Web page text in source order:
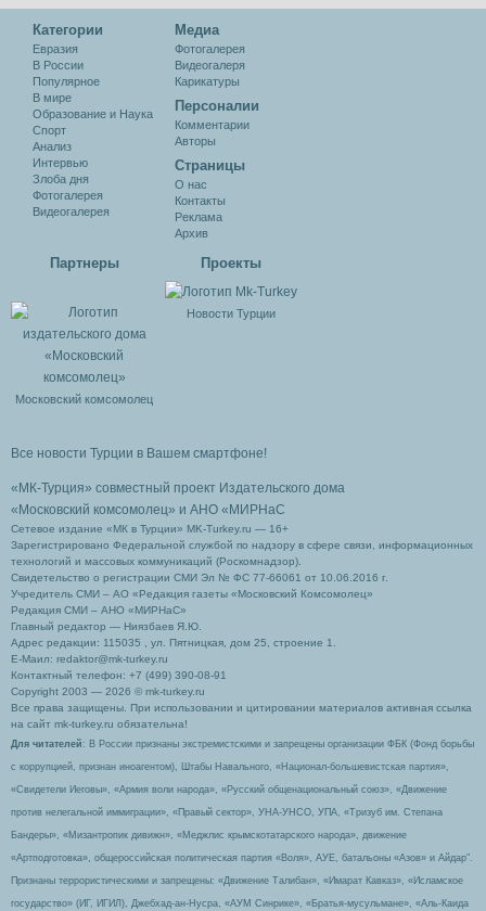
Категории
Евразия
В России
Популярное
В мире
Образование и Наука
Спорт
Анализ
Интервью
Злоба дня
Фотогалерея
Видеогалерея
Медиа
Фотогалерея
Видеогалеря
Карикатуры
Персоналии
Комментарии
Авторы
Cтраницы
О нас
Контакты
Реклама
Архив
Партнеры
Московский комсомолец
Проекты
Новости Турции
Все новости Турции в Вашем смартфоне!
«МК-Турция» совместный проект Издательского дома
«Московский комсомолец» и АНО «МИРНаС
Сетевое издание «МК в Турции» MK-Turkey.ru — 16+
Зарегистрировано Федеральной службой по надзору в сфере связи, информационных
технологий и массовых коммуникаций (Роскомнадзор).
Свидетельство о регистрации СМИ Эл № ФС 77-66061 от 10.06.2016 г.
Учредитель СМИ – АО «Редакция газеты «Московский Комсомолец»
Редакция СМИ – АНО «МИРНаС»
Главный редактор — Ниязбаев Я.Ю.
Адрес редакции: 115035 , ул. Пятницкая, дом 25, строение 1.
Е-Маил: redaktor@mk-turkey.ru
Контактный телефон: +7 (499) 390-08-91
Copyright 2003 — 2026 © mk-turkey.ru
Все права защищены. При использовании и цитировании материалов активная ссылка
на сайт mk-turkey.ru обязательна!
Для читателей : В России признаны экстремистскими и запрещены организации ФБК (Фонд борьбы
с коррупцией, признан иноагентом), Штабы Навального, «Национал-большевистская партия»,
«Свидетели Иеговы», «Армия воли народа», «Русский общенациональный союз», «Движение
против нелегальной иммиграции», «Правый сектор», УНА-УНСО, УПА, «Тризуб им. Степана
Бандеры», «Мизантропик дивижн», «Меджлис крымскотатарского народа», движение
«Артподготовка», общероссийская политическая партия «Воля», АУЕ, батальоны «Азов» и Айдар″.
Признаны террористическими и запрещены: «Движение Талибан», «Имарат Кавказ», «Исламское
государство» (ИГ, ИГИЛ), Джебхад-ан-Нусра, «АУМ Синрике», «Братья-мусульмане», «Аль-Каида